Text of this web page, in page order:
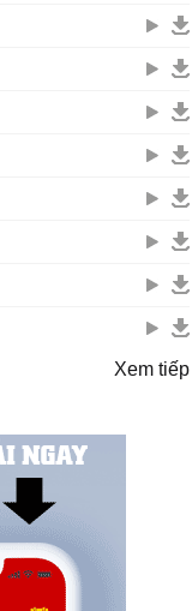
Xem tiếp